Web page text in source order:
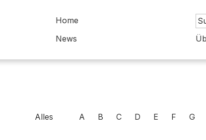
Home
News
Alles A B C D E F G